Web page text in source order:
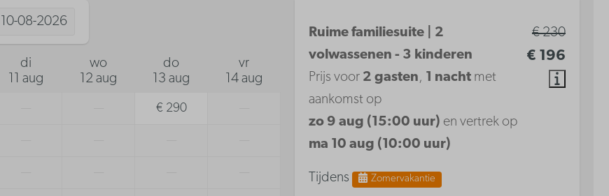
10-08-2026
di
11 aug
wo
12 aug
do
13 aug
vr
14 aug
€ 290
€ 230
€ 196
Ruime familiesuite | 2
volwassenen - 3 kinderen
Prijs voor 2 gasten, 1 nacht met
aankomst op
zo 9 aug (15:00 uur) en vertrek op
ma 10 aug (10:00 uur)
Tijdens Zomervakantie